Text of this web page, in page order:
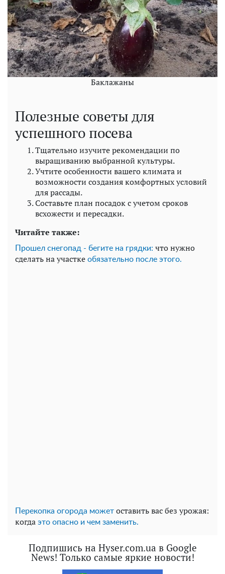
Баклажаны
Полезные советы для
успешного посева
Тщательно изучите рекомендации по
выращиванию выбранной культуры.
Учтите особенности вашего климата и
возможности создания комфортных условий
для рассады.
Составьте план посадок с учетом сроков
всхожести и пересадки.
Читайте также:
Прошел снегопад - бегите на грядки: что нужно
сделать на участке обязательно после этого.
Перекопка огорода может оставить вас без урожая:
когда это опасно и чем заменить.
Подпишись на Hyser.com.ua в Google
News! Только самые яркие новости!